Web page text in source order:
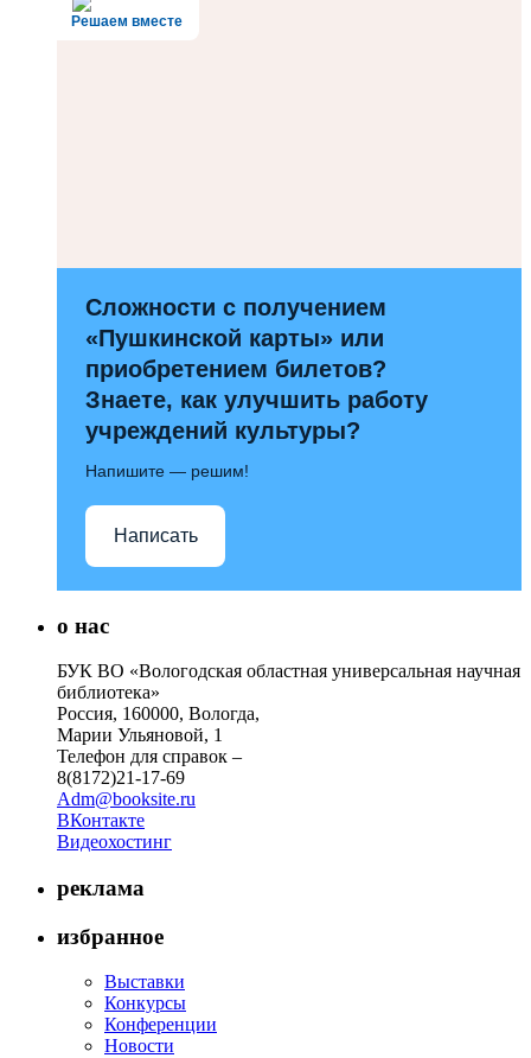
Решаем вместе
Сложности с получением
«Пушкинской карты» или
приобретением билетов?
Знаете, как улучшить работу
учреждений культуры?
Напишите — решим!
Написать
о нас
БУК ВО «Вологодская областная универсальная научная
библиотека»
Россия, 160000, Вологда,
Марии Ульяновой, 1
Телефон для справок –
8(8172)21-17-69
Adm@booksite.ru
ВКонтакте
Видеохостинг
реклама
избранное
Выставки
Конкурсы
Конференции
Новости